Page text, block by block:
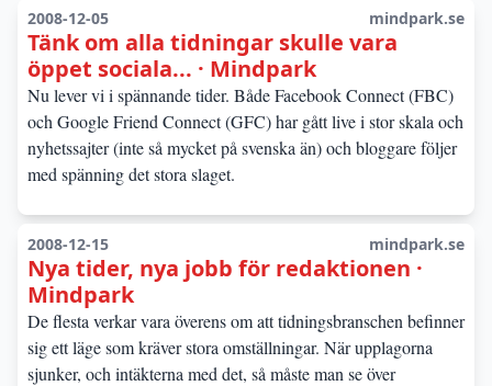
2008-12-05 mindpark.se
Tänk om alla tidningar skulle vara
öppet sociala... · Mindpark
Nu lever vi i spännande tider. Både Facebook Connect (FBC)
och Google Friend Connect (GFC) har gått live i stor skala och
nyhetssajter (inte så mycket på svenska än) och bloggare följer
med spänning det stora slaget.
2008-12-15 mindpark.se
Nya tider, nya jobb för redaktionen ·
Mindpark
De flesta verkar vara överens om att tidningsbranschen befinner
sig ett läge som kräver stora omställningar. När upplagorna
sjunker, och intäkterna med det, så måste man se över